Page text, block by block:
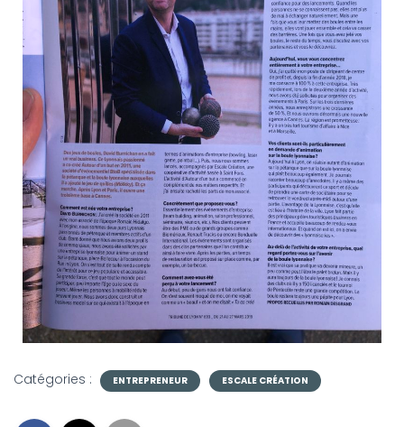
Catégories : ENTREPRENEUR ESCALE CRÉATION